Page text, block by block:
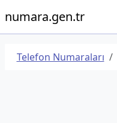
numara.gen.tr
Telefon Numaraları